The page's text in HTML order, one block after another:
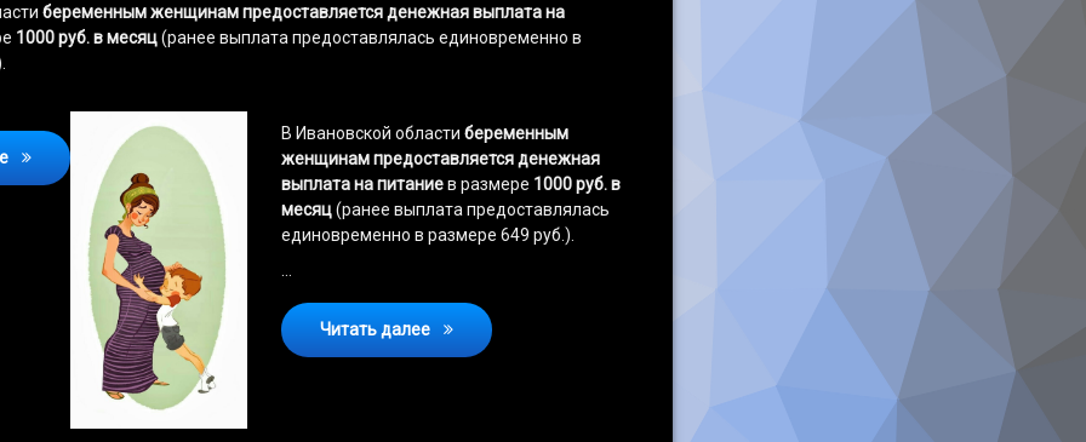
беременным женщинам предоставляется денежная выплата на
1000 руб. в месяц(ранее выплата предоставлялась единовременно в
О предоставлении денежной выплаты на питание беременной женщине￼
В Ивановской области беременным
женщинам предоставляется денежная
выплата на питаниев размере 1000 руб. в
месяц(ранее выплата предоставлялась
единовременно в размере 649 руб.).
Читать далее О предоставлении денежной выплаты на питание беременной женщине￼